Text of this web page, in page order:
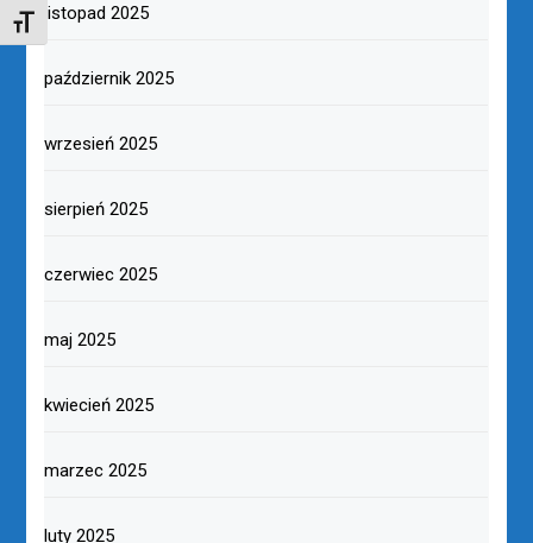
TOGGLE FONT SIZE
listopad 2025
październik 2025
wrzesień 2025
sierpień 2025
czerwiec 2025
maj 2025
kwiecień 2025
marzec 2025
luty 2025